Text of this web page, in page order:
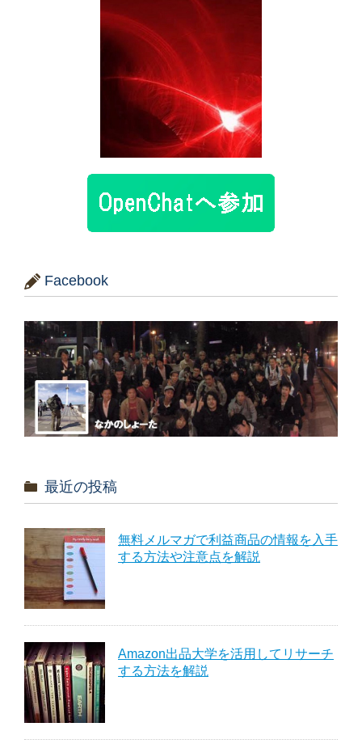
Facebook
最近の投稿
無料メルマガで利益商品の情報を入手
する方法や注意点を解説
Amazon出品大学を活用してリサーチ
する方法を解説